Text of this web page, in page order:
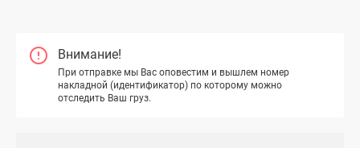
Внимание!
При отправке мы Вас оповестим и вышлем номер
накладной (идентификатор) по которому можно
отследить Ваш груз.